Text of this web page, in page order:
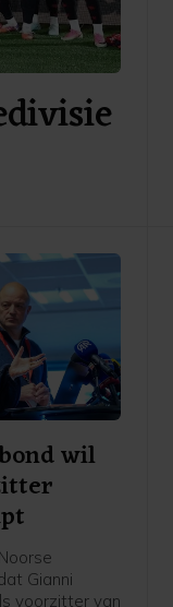
wil
Gianni
voorzitter van